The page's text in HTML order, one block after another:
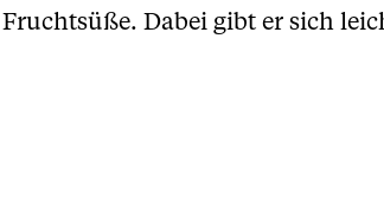
Dabei gibt er sich